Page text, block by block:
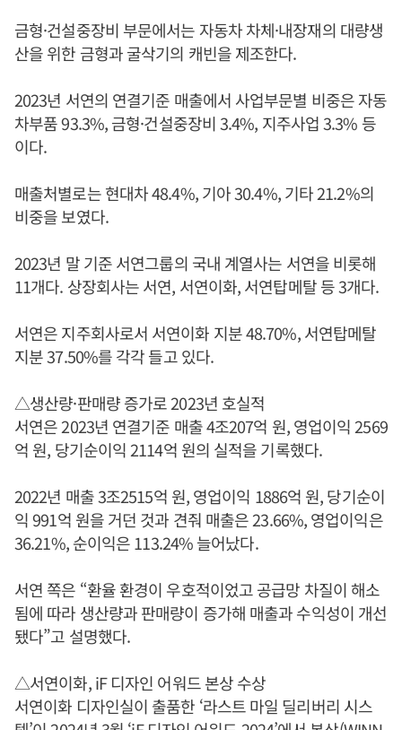
금형·건설중장비 부문에서는 자동차 차체·내장재의 대량생
산을 위한 금형과 굴삭기의 캐빈을 제조한다.
2023년 서연의 연결기준 매출에서 사업부문별 비중은 자동
차부품 93.3%, 금형·건설중장비 3.4%, 지주사업 3.3% 등
이다.
매출처별로는 현대차 48.4%, 기아 30.4%, 기타 21.2%의
비중을 보였다.
2023년 말 기준 서연그룹의 국내 계열사는 서연을 비롯해
11개다. 상장회사는 서연, 서연이화, 서연탑메탈 등 3개다.
서연은 지주회사로서 서연이화 지분 48.70%, 서연탑메탈
지분 37.50%를 각각 들고 있다.
△생산량·판매량 증가로 2023년 호실적
서연은 2023년 연결기준 매출 4조207억 원, 영업이익 2569
억 원, 당기순이익 2114억 원의 실적을 기록했다.
2022년 매출 3조2515억 원, 영업이익 1886억 원, 당기순이
익 991억 원을 거던 것과 견줘 매출은 23.66%, 영업이익은
36.21%, 순이익은 113.24% 늘어났다.
서연 쪽은 “환율 환경이 우호적이었고 공급망 차질이 해소
됨에 따라 생산량과 판매량이 증가해 매출과 수익성이 개선
됐다”고 설명했다.
△서연이화, iF 디자인 어워드 본상 수상
서연이화 디자인실이 출품한 ‘라스트 마일 딜리버리 시스